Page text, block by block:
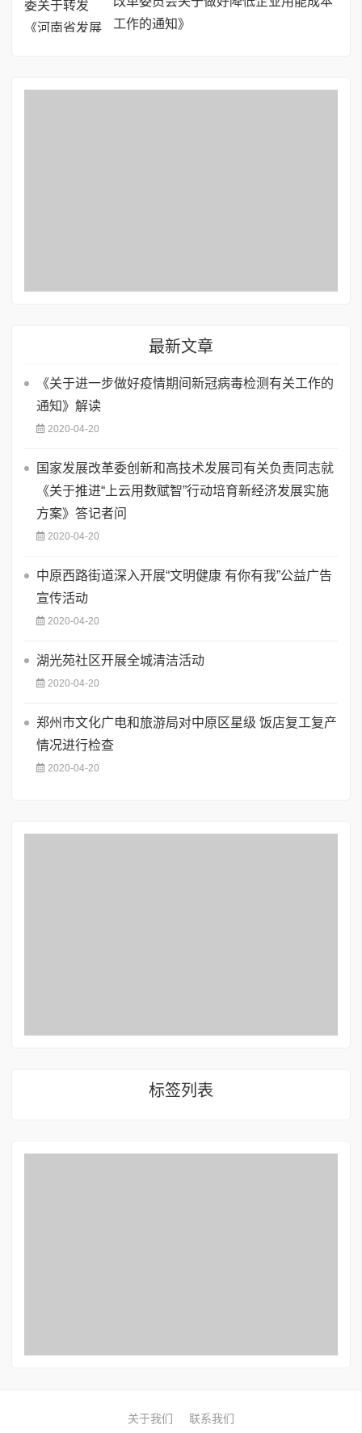
工作的通知》
最新文章
《关于进一步做好疫情期间新冠病毒检测有关工作的
通知》解读
2020-04-20
国家发展改革委创新和高技术发展司有关负责同志就
《关于推进“上云用数赋智”行动培育新经济发展实施
方案》答记者问
2020-04-20
中原西路街道深入开展“文明健康 有你有我”公益广告
宣传活动
2020-04-20
湖光苑社区开展全城清洁活动
2020-04-20
郑州市文化广电和旅游局对中原区星级 饭店复工复产
情况进行检查
2020-04-20
标签列表
关于我们 联系我们